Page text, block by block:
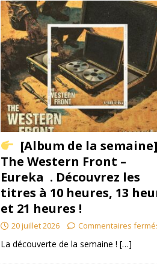
[Album de la semaine]
The Western Front –
Eureka . Découvrez les
titres à 10 heures, 13
et 21 heures !
20 juillet 2026 Commentaires
La découverte de la semaine ! […]